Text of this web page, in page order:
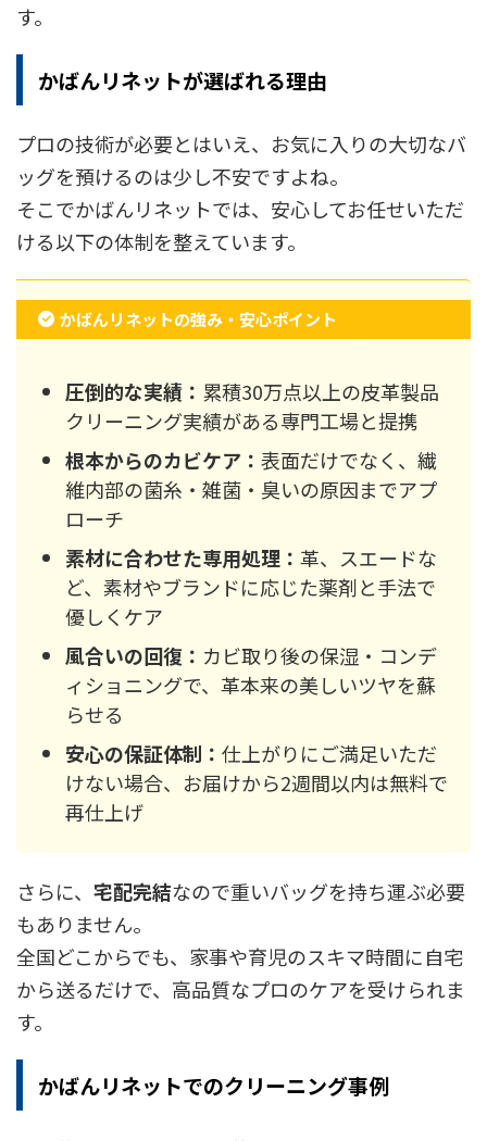
す。
かばんリネットが選ばれる理由
プロの技術が必要とはいえ、お気に入りの大切なバ
ッグを預けるのは少し不安ですよね。
そこでかばんリネットでは、安心してお任せいただ
ける以下の体制を整えています。
かばんリネットの強み・安心ポイント
圧倒的な実績： 累積30万点以上の皮革製品
クリーニング実績がある専門工場と提携
根本からのカビケア： 表面だけでなく、繊
維内部の菌糸・雑菌・臭いの原因までアプ
ローチ
素材に合わせた専用処理： 革、スエードな
ど、素材やブランドに応じた薬剤と手法で
優しくケア
風合いの回復： カビ取り後の保湿・コンデ
ィショニングで、革本来の美しいツヤを蘇
らせる
安心の保証体制： 仕上がりにご満足いただ
けない場合、お届けから2週間以内は無料で
再仕上げ
さらに、 宅配完結なので重いバッグを持ち運ぶ必要
もありません。
全国どこからでも、家事や育児のスキマ時間に自宅
から送るだけで、高品質なプロのケアを受けられま
す。
かばんリネットでのクリーニング事例